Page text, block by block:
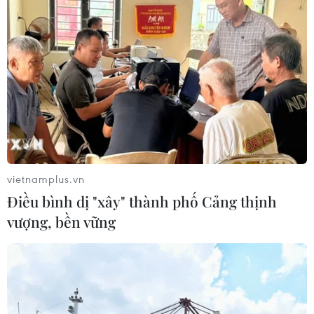
mở phiên tòa xét xử phúc thẩm vụ án Huỳnh Thị Huyền
Như và đồng phạm lừa đảo chiếm đoạt 1.085 tỷ đồng
của năm công ty.
vietnamplus.vn
Điều bình dị "xây" thành phố Cảng thịnh
vượng, bền vững